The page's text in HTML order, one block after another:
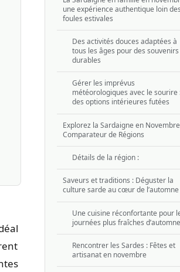
une expérience authentique loin des
foules estivales
Des activités douces adaptées à
tous les âges pour des souvenirs
durables
Gérer les imprévus
météorologiques avec le sourire
des options intérieures futées
Explorez la Sardaigne en
Comparateur de Régions
Détails de la région :
Saveurs et traditions : Déguster la
culture sarde au cœur de l’automne
Une cuisine réconfortante pour
journées plus fraîches d’automne
Rencontrer les Sardes : Fêtes et
artisanat en novembre